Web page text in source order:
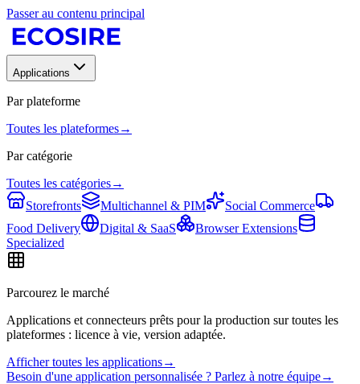
Passer au contenu principal
Applications
Par plateforme
Toutes les plateformes→
Par catégorie
Toutes les catégories→
Storefronts
Multichannel & PIM
Social Commerce
Food Delivery
Digital & SaaS
Browser Extensions
Specialized
Parcourez le marché
Applications et connecteurs prêts pour la production sur toutes les
plateformes : licence à vie, version adaptée.
Afficher toutes les applications→
Besoin d'une application personnalisée ? Parlez à notre équipe→